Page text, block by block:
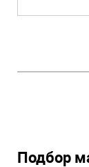
Подбор